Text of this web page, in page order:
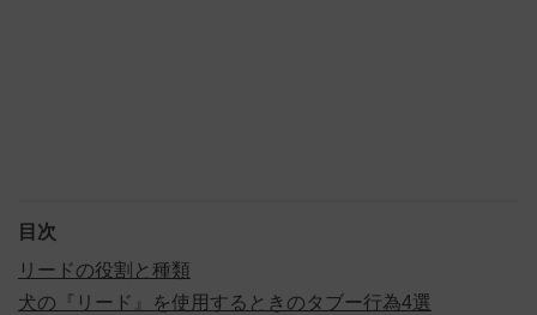
目次
リードの役割と種類
犬の『リード』を使用するときのタブー行為4選